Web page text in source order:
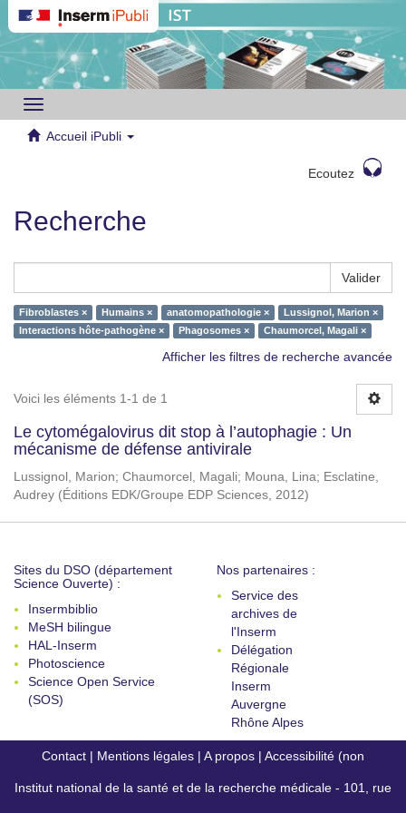
Toggle
navigation
Accueil iPubli
Ecoutez
Recherche
Valider
Fibroblastes × Humains × anatomopathologie ×
Lussignol, Marion ×
Interactions hôte-pathogène ×
Phagosomes × Chaumorcel, Magali ×
Afficher les filtres de recherche avancée
Voici les éléments 1-1 de 1
Le cytomégalovirus dit stop à l’autophagie : Un
mécanisme de défense antivirale
Lussignol, Marion; Chaumorcel, Magali; Mouna, Lina; Esclatine,
Audrey (Éditions EDK/Groupe EDP Sciences, 2012)
Sites du DSO (département
Science Ouverte) :
Insermbiblio
MeSH bilingue
HAL-Inserm
Photoscience
Science Open Service
(SOS)
Nos partenaires :
Service des
archives de
l'Inserm
Délégation
Régionale
Inserm
Auvergne
Rhône Alpes
Contact | Mentions légales | A propos | Accessibilité (non
conforme)
Institut national de la santé et de la recherche médicale - 101, rue